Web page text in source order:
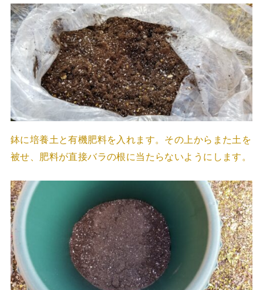
鉢に培養土と有機肥料を入れます。その上からまた土を
被せ、肥料が直接バラの根に当たらないようにします。